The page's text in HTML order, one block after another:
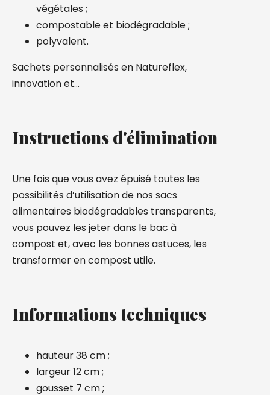
végétales ;
compostable et biodégradable ;
polyvalent.
Sachets personnalisés en Natureflex,
innovation et…
Instructions d'élimination
Une fois que vous avez épuisé toutes les
possibilités d’utilisation de nos sacs
alimentaires biodégradables transparents,
vous pouvez les jeter dans le bac à
compost et, avec les bonnes astuces, les
transformer en compost utile.
Informations techniques
hauteur 38 cm ;
largeur 12 cm ;
gousset 7 cm ;